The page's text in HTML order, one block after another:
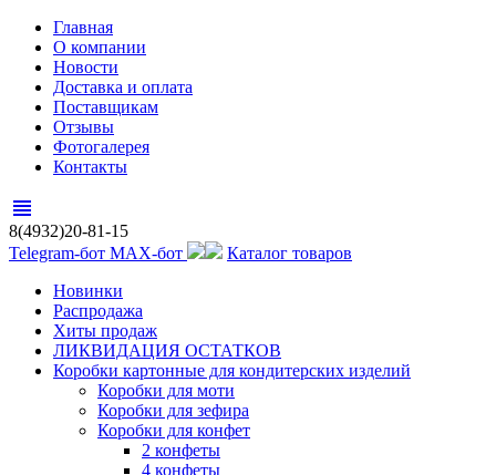
Главная
О компании
Новости
Доставка и оплата
Поставщикам
Отзывы
Фотогалерея
Контакты
view_headline
8(4932)20-81-15
Telegram-бот MAX-бот
Каталог товаров
Новинки
Распродажа
Хиты продаж
ЛИКВИДАЦИЯ ОСТАТКОВ
Коробки картонные для кондитерских изделий
Коробки для моти
Коробки для зефира
Коробки для конфет
2 конфеты
4 конфеты